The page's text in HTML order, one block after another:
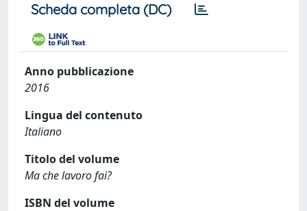
Scheda completa (DC)
Anno pubblicazione
2016
Lingua del contenuto
Italiano
Titolo del volume
Ma che lavoro fai?
ISBN del volume